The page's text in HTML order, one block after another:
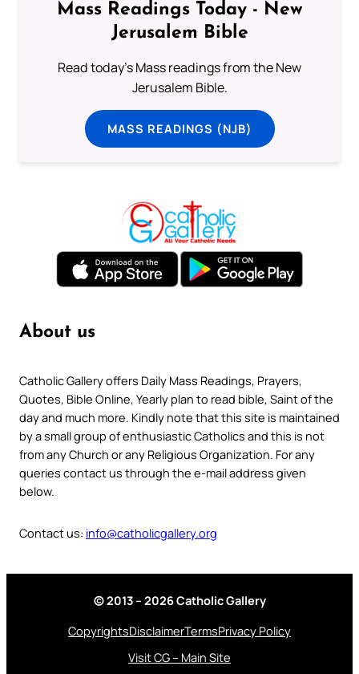
Mass Readings Today - New
Jerusalem Bible
Read today's Mass readings from the New
Jerusalem Bible.
MASS READINGS (NJB)
About us
Catholic Gallery offers Daily Mass Readings, Prayers,
Quotes, Bible Online, Yearly plan to read bible, Saint of the
day and much more. Kindly note that this site is maintained
by a small group of enthusiastic Catholics and this is not
from any Church or any Religious Organization. For any
queries contact us through the e-mail address given
below.
Contact us: info@catholicgallery.org
© 2013 – 2026 Catholic Gallery
CopyrightsDisclaimerTermsPrivacy Policy
Visit CG – Main Site